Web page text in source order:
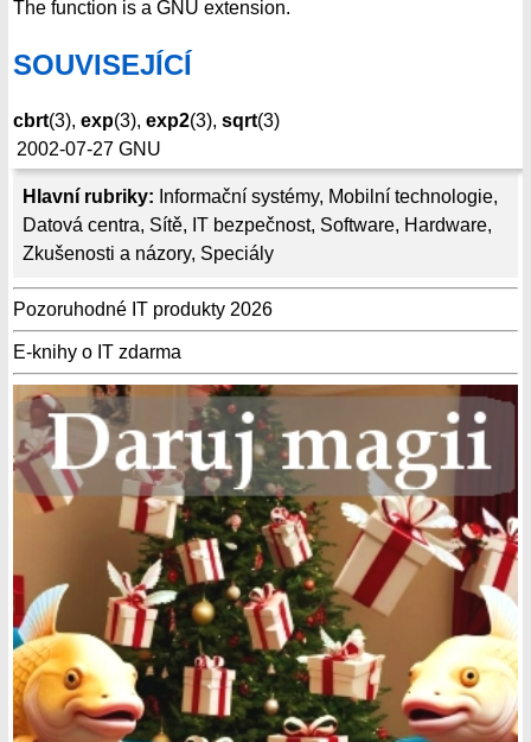
Hlavní rubriky: Informační systémy, Mobilní technologie,
Datová centra, Sítě, IT bezpečnost, Software, Hardware,
Zkušenosti a názory, Speciály
Pozoruhodné IT produkty 2026
E-knihy o IT zdarma
The function is a GNU extension.
SOUVISEJÍCÍ
cbrt(3), exp(3), exp2(3), sqrt(3)
2002-07-27 GNU